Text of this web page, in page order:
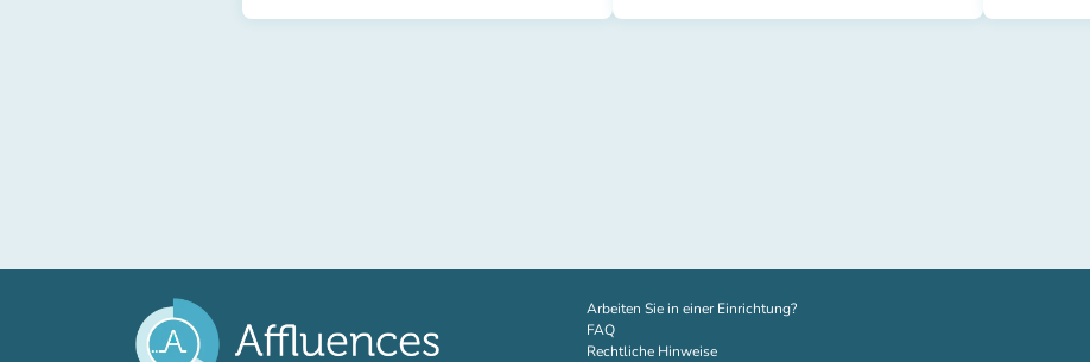
Arbeiten Sie in einer Einrichtung?(new tab)
FAQ
Rechtliche Hinweise